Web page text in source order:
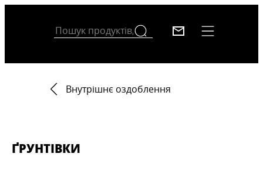
Внутрішнє оздоблення
ҐРУНТІВКИ